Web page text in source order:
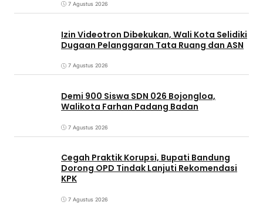
7 Agustus 2026
Izin Videotron Dibekukan, Wali Kota Selidiki
Dugaan Pelanggaran Tata Ruang dan ASN
7 Agustus 2026
Demi 900 Siswa SDN 026 Bojongloa,
Walikota Farhan Padang Badan
7 Agustus 2026
Cegah Praktik Korupsi, Bupati Bandung
Dorong OPD Tindak Lanjuti Rekomendasi
KPK
7 Agustus 2026